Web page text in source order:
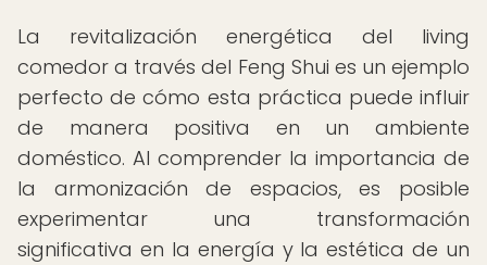
La revitalización energética del living
comedor a través del Feng Shui es un ejemplo
perfecto de cómo esta práctica puede influir
de manera positiva en un ambiente
doméstico. Al comprender la importancia de
la armonización de espacios, es posible
experimentar una transformación
significativa en la energía y la estética de un